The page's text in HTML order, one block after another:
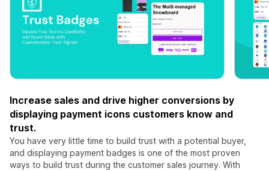
Increase sales and drive higher conversions by
displaying payment icons customers know and
trust.
You have very little time to build trust with a potential buyer,
and displaying payment badges is one of the most proven
ways to build trust during the customer sales journey. With